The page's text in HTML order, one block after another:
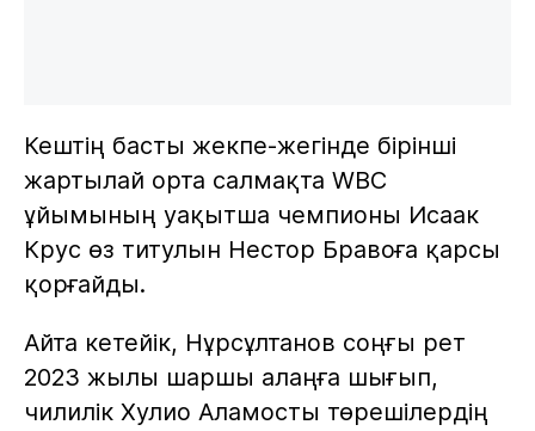
Кештің басты жекпе-жегінде бірінші
жартылай орта салмақта WBC
ұйымының уақытша чемпионы Исаак
Крус өз титулын Нестор Бравоға қарсы
қорғайды.
Айта кетейік, Нұрсұлтанов соңғы рет
2023 жылы шаршы алаңға шығып,
чилилік Хулио Аламосты төрешілердің